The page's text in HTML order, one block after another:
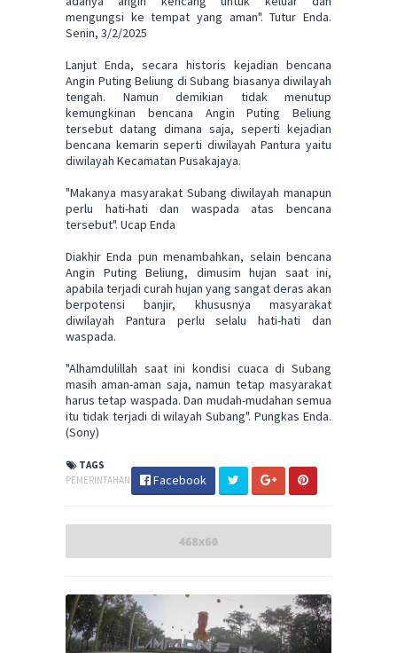
mengungsi ke tempat yang aman". Tutur Enda.
Senin, 3/2/2025
Lanjut Enda, secara historis kejadian bencana
Angin Puting Beliung di Subang biasanya diwilayah
tengah. Namun demikian tidak menutup
kemungkinan bencana Angin Puting Beliung
tersebut datang dimana saja, seperti kejadian
bencana kemarin seperti diwilayah Pantura yaitu
diwilayah Kecamatan Pusakajaya.
"Makanya masyarakat Subang diwilayah manapun
perlu hati-hati dan waspada atas bencana
tersebut". Ucap Enda
Diakhir Enda pun menambahkan, selain bencana
Angin Puting Beliung, dimusim hujan saat ini,
apabila terjadi curah hujan yang sangat deras akan
berpotensi banjir, khususnya masyarakat
diwilayah Pantura perlu selalu hati-hati dan
waspada.
"Alhamdulillah saat ini kondisi cuaca di Subang
masih aman-aman saja, namun tetap masyarakat
harus tetap waspada. Dan mudah-mudahan semua
itu tidak terjadi di wilayah Subang". Pungkas Enda.
(Sony)
TAGS
PEMERINTAHAN
Facebook